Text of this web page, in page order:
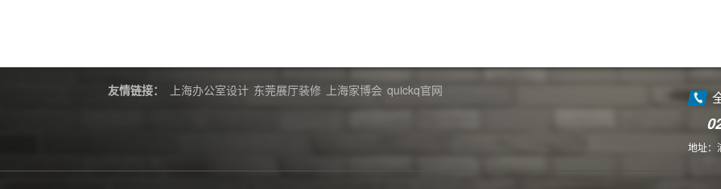
友情链接： 上海办公室设计 东莞展厅装修 上海家博会 quickq官网
地址：